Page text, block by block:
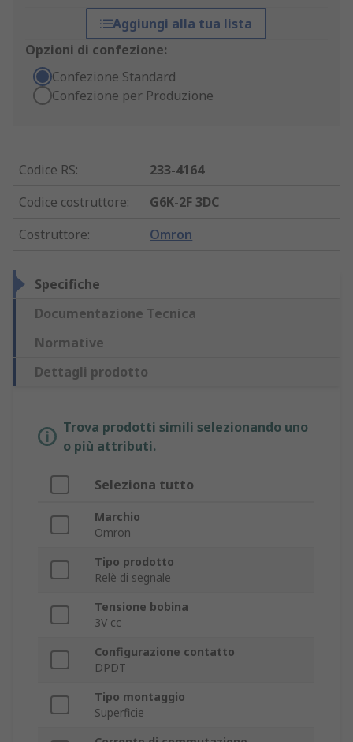
Aggiungi alla tua lista
Opzioni di confezione:
Confezione Standard
Confezione per Produzione
Codice RS:
233-4164
Codice costruttore:
G6K-2F 3DC
Costruttore: Omron
Specifiche
Documentazione Tecnica
Normative
Dettagli prodotto
Trova prodotti simili selezionando uno
o più attributi.
Seleziona tutto
Marchio
Omron
Tipo prodotto
Relè di segnale
Tensione bobina
3V cc
Configurazione contatto
DPDT
Tipo montaggio
Superficie